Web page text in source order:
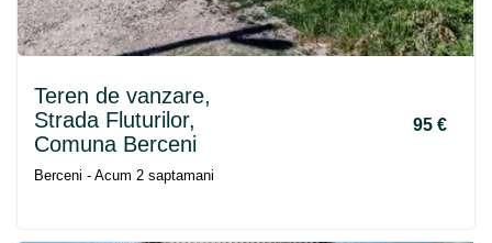
Teren de vanzare,
Strada Fluturilor,
Comuna Berceni
95 €
Berceni - Acum 2 saptamani